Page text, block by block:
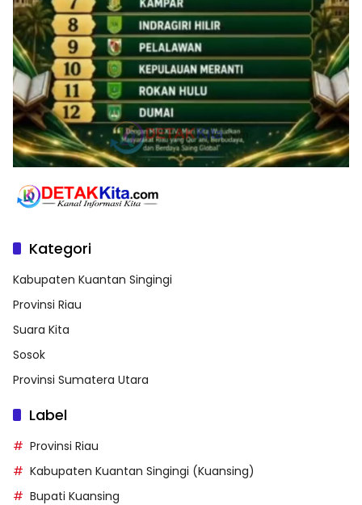
Kategori
Kabupaten Kuantan Singingi
Provinsi Riau
Suara Kita
Sosok
Provinsi Sumatera Utara
Label
Provinsi Riau
Kabupaten Kuantan Singingi (Kuansing)
Bupati Kuansing